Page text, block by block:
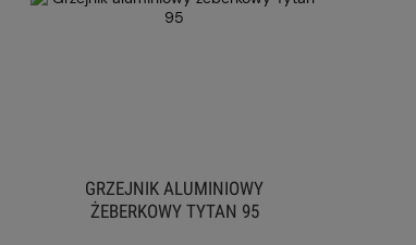
GRZEJNIK ALUMINIOWY
ŻEBERKOWY TYTAN 95